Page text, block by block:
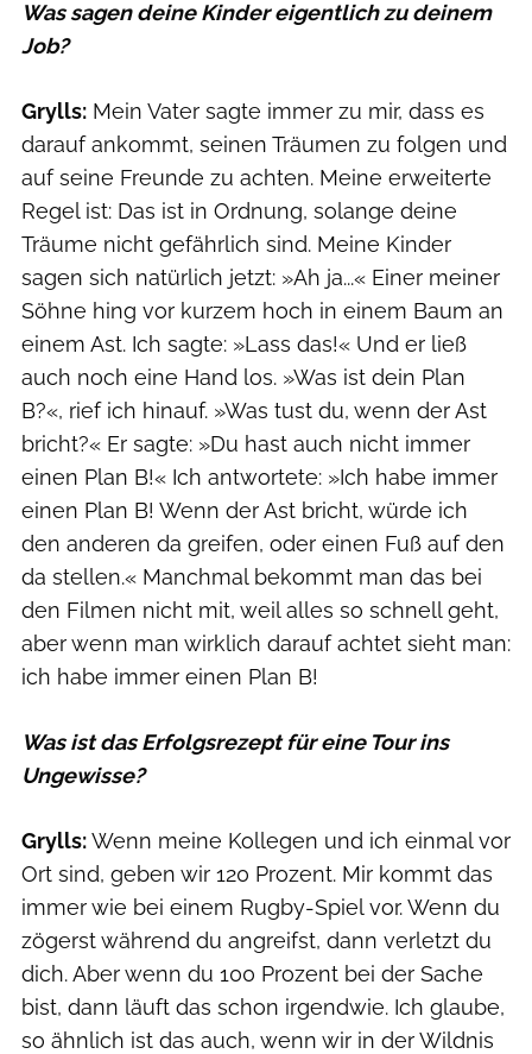
Was sagen deine Kinder eigentlich zu deinem
Job?
Grylls: Mein Vater sagte immer zu mir, dass es
darauf ankommt, seinen Träumen zu folgen und
auf seine Freunde zu achten. Meine erweiterte
Regel ist: Das ist in Ordnung, solange deine
Träume nicht gefährlich sind. Meine Kinder
sagen sich natürlich jetzt: »Ah ja...« Einer meiner
Söhne hing vor kurzem hoch in einem Baum an
einem Ast. Ich sagte: »Lass das!« Und er ließ
auch noch eine Hand los. »Was ist dein Plan
B?«, rief ich hinauf. »Was tust du, wenn der Ast
bricht?« Er sagte: »Du hast auch nicht immer
einen Plan B!« Ich antwortete: »Ich habe immer
einen Plan B! Wenn der Ast bricht, würde ich
den anderen da greifen, oder einen Fuß auf den
da stellen.« Manchmal bekommt man das bei
den Filmen nicht mit, weil alles so schnell geht,
aber wenn man wirklich darauf achtet sieht man:
ich habe immer einen Plan B!
Was ist das Erfolgsrezept für eine Tour ins
Ungewisse?
Grylls:Wenn meine Kollegen und ich einmal vor
Ort sind, geben wir 120 Prozent. Mir kommt das
immer wie bei einem Rugby-Spiel vor. Wenn du
zögerst während du angreifst, dann verletzt du
dich. Aber wenn du 100 Prozent bei der Sache
bist, dann läuft das schon irgendwie. Ich glaube,
so ähnlich ist das auch, wenn wir in der Wildnis